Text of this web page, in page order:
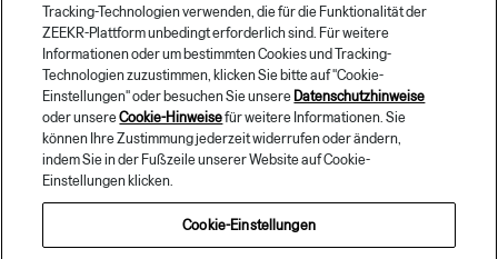
Konto erstellen | Passwort vergessen
Zeekr und/oder verbundene Unternehmen. Alle Rechte vorbehalten.
Tracking-Technologien verwenden, die für die Funktionalität der
ZEEKR-Plattform unbedingt erforderlich sind. Für weitere
Informationen oder um bestimmten Cookies und Tracking-
Technologien zuzustimmen, klicken Sie bitte auf "Cookie-
Einstellungen" oder besuchen Sie unsere Datenschutzhinweise
oder unsereCookie-Hinweisefür weitere Informationen. Sie
können Ihre Zustimmung jederzeit widerrufen oder ändern,
indem Sie in der Fußzeile unserer Website auf Cookie-
Einstellungen klicken.
Cookie-Einstellungen